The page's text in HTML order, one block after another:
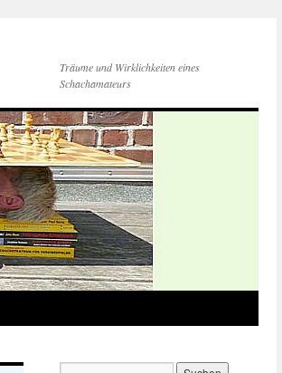
Träume und Wirklichkeiten eines
Schachamateurs